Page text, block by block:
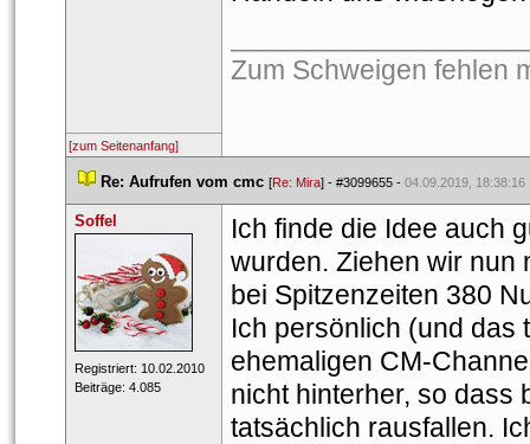
Zum Schweigen fehlen
[zum Seitenanfang]
Re: Aufrufen vom cmc [Re: Mira] - #3099655 - 04.09.2019, 18:38:16
Soffel
Registriert: 10.02.2010
Beiträge: 4.085
Ich finde die Idee auch
wurden. Ziehen wir nun
bei Spitzenzeiten 380
Ich persönlich (und das
ehemaligen CM-
nicht hinterher, so dass
tatsächlich rausfallen.